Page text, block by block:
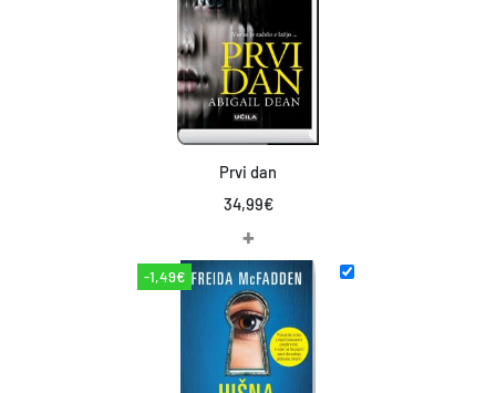
Prvi dan
34,99€
+
-1,49€